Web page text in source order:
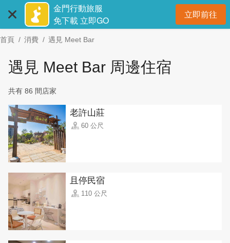
主
要
金門行動旅服
免下載 立即GO
立即前往開
首頁 消費 遇見 Meet Bar
遇見 Meet Bar 周邊住宿
共有 86 間店家
老許山莊
60 公尺
且停民宿
110 公尺